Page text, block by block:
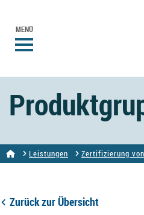
MENÜ
Leistungen Zertifizierung
Zurück zur Übersicht